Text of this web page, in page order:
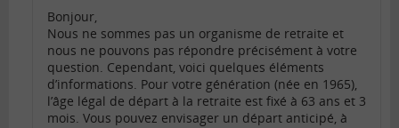
Bonjour,
Nous ne sommes pas un organisme de retraite et
nous ne pouvons pas répondre précisément à votre
question. Cependant, voici quelques éléments
d’informations. Pour votre génération (née en 1965),
l’âge légal de départ à la retraite est fixé à 63 ans et 3
mois. Vous pouvez envisager un départ anticipé, à